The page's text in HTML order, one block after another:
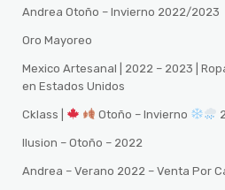
Andrea Otoño – Invierno 2022/2023
Oro Mayoreo
Mexico Artesanal | 2022 – 2023 |
en Estados Unidos
Cklass | Otoño – Invierno
Ilusion – Otoño – 2022
Andrea – Verano 2022 – Venta Por